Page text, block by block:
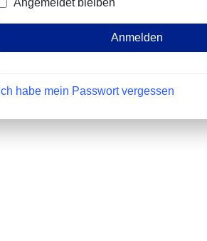
Angemeldet bleiben
Ich habe mein Passwort vergessen